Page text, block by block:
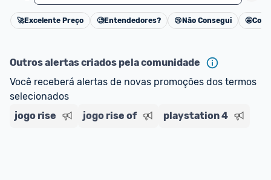
Cancelar
🚀Excelente Preço 🧐Entendedores? 😢 Não Consegui 🤩
Outros alertas criados pela comunidade
Você receberá alertas de novas promoções dos termos
selecionados
jogo rise
jogo rise of playstation 4